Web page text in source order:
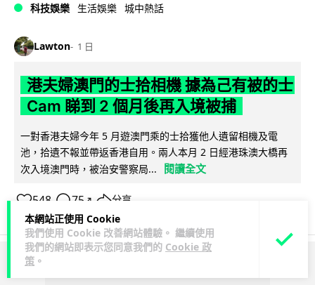
本網站正使用 Cookie
我們使用 Cookie 改善網站體驗。 繼續使用
我們的網站即表示您同意我們的 Cookie 政
策 。
科技娛樂 生活娛樂 城中熱話
Lawton 1 日
港夫婦澳門的士拾相機 據為己有被的士
Cam 睇到 2 個月後再入境被捕
一對香港夫婦今年 5 月遊澳門乘的士拾獲他人遺留相機及電
池，拾遺不報並帶返香港自用。兩人本月 2 日經港珠澳大橋再
次入境澳門時，被治安警察局...
閱讀全文
548 75 ↗ 分享